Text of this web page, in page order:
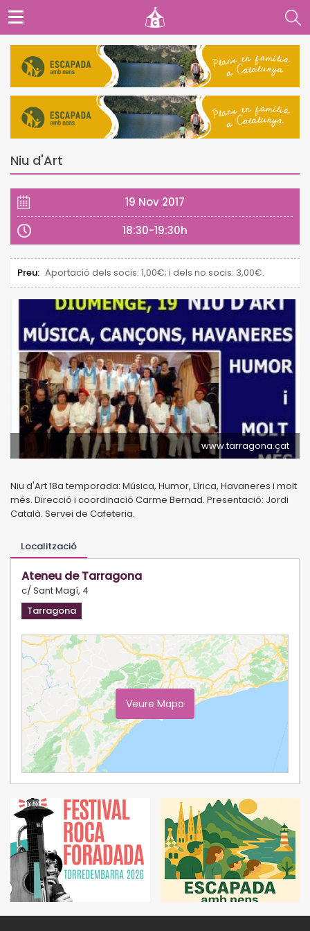
Niu d'Art
19 Nov 2017
18:30-19:30h
Preu: Aportació dels socis: 1,00€; i dels no socis: 3,00€.
www.tarragona.cat
Niu d'Art 18a temporada: Música, Humor, Lírica, Havaneres i molt
més. Direcció i coordinació Carme Bernad. Presentació: Jordi
Català. Servei de Cafeteria.
Localització
Ateneu de Tarragona
c/ Sant Magí, 4
Tarragona
Veure Mapa